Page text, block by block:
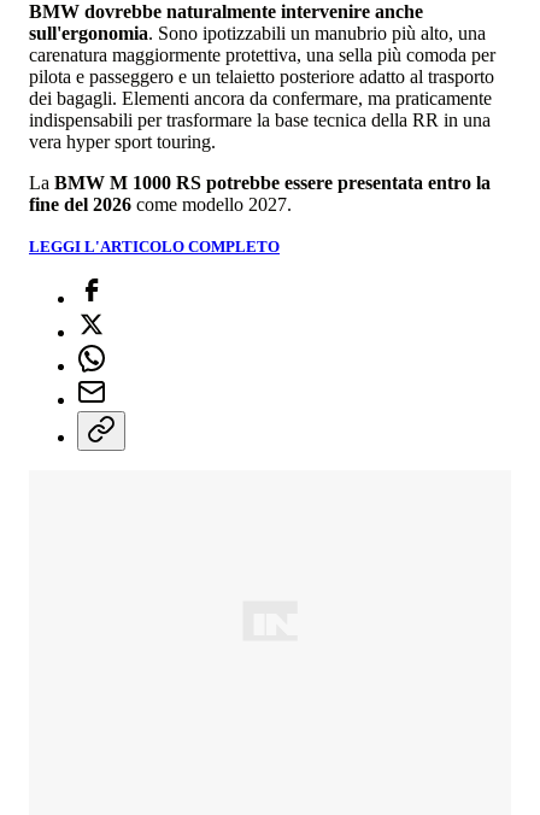
BMW dovrebbe naturalmente intervenire anche
sull'ergonomia. Sono ipotizzabili un manubrio più alto, una
carenatura maggiormente protettiva, una sella più comoda per
pilota e passeggero e un telaietto posteriore adatto al trasporto
dei bagagli. Elementi ancora da confermare, ma praticamente
indispensabili per trasformare la base tecnica della RR in una
vera hyper sport touring.
La BMW M 1000 RS potrebbe essere presentata entro la
fine del 2026 come modello 2027.
LEGGI L'ARTICOLO COMPLETO